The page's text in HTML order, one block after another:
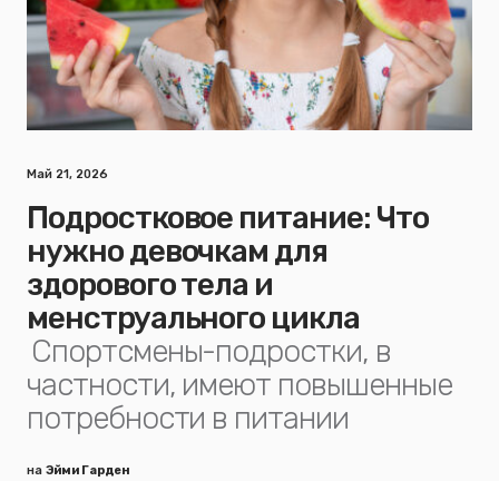
Май 21, 2026
Подростковое питание: Что
нужно девочкам для
здорового тела и
менструального цикла
Спортсмены-подростки, в
частности, имеют повышенные
потребности в питании
на Эйми Гарден